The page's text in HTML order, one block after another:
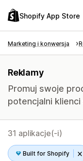
Shopify App Store
Marketing i konwersja
Reklamy
Promuj swoje
potencjalni
31 aplikacje(-i)
Built for Shopify